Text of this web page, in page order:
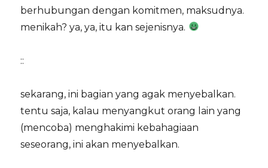
berhubungan dengan komitmen, maksudnya.
menikah? ya, ya, itu kan sejenisnya.
::
sekarang, ini bagian yang agak menyebalkan.
tentu saja, kalau menyangkut orang lain yang
(mencoba) menghakimi kebahagiaan
seseorang, ini akan menyebalkan.